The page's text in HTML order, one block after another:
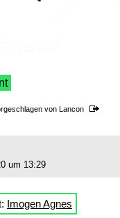
von Lancon
um 13:29
Imogen Agnes